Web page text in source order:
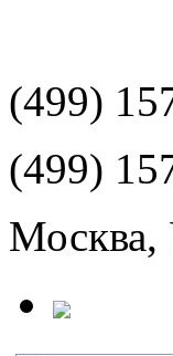
(499)
(499)
Москва,